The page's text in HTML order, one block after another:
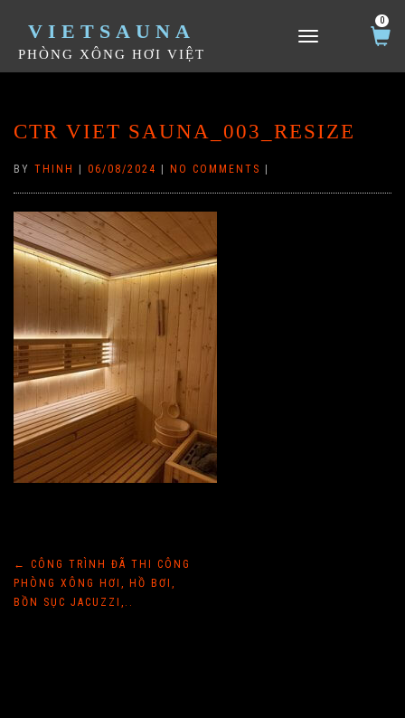
VIETSAUNA
PHÒNG XÔNG HƠI VIỆT
TOGGLE NAVIGATION
0
CTR VIET SAUNA_003_RESIZE
BY THINH 06/08/2024 NO COMMENTS
Điều
hướng
←
CÔNG TRÌNH ĐÃ THI CÔNG
PHÒNG XÔNG HƠI, HỒ BƠI,
BỒN SỤC JACUZZI,..